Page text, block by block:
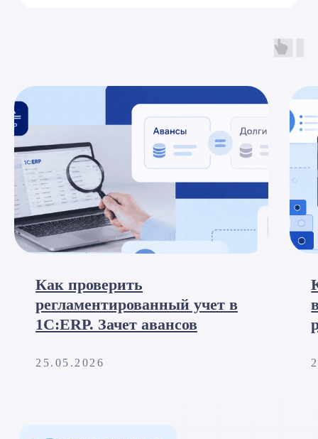
Как проверить
регламентированный учет в
1С:ERP. Зачет авансов
25.05.2026